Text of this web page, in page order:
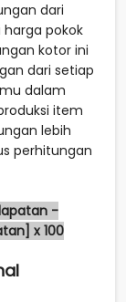
dari
pokok
kotor ini
dari setiap
dalam
item
lebih
perhitungan
-
x 100